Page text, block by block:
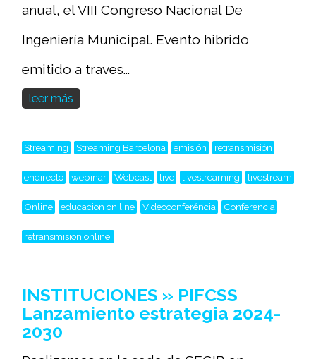
anual, el VIII Congreso Nacional De
Ingeniería Municipal. Evento hibrido
emitido a traves...
leer más
Streaming Streaming Barcelona emisión retransmisión
endirecto webinar Webcast live livestreaming livestream
Online educacion on line Videoconferéncia Conferencia
retransmision online,
INSTITUCIONES » PIFCSS
Lanzamiento estrategia 2024-
2030